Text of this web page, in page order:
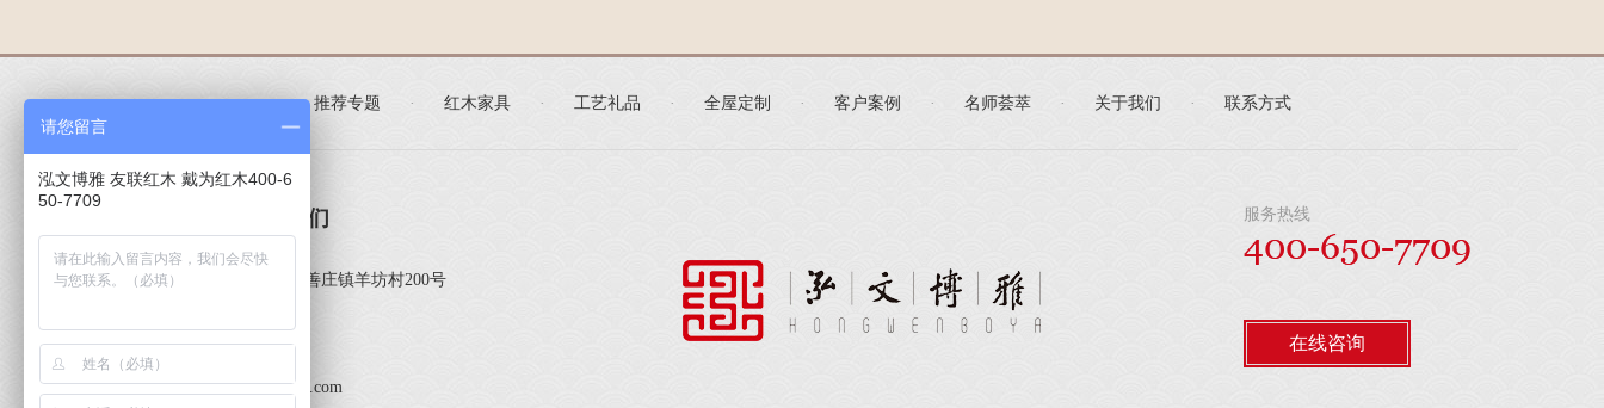
推荐专题 · 红木家具 · 工艺礼品 · 全屋定制 · 客户案例 · 名师荟萃 · 关于我们 · 联系方式
CONTACT US / 联系我们
Address
北京市大兴区魏善庄镇羊坊村200号
Email
bj@hongwenboya.com
服务热线
在线咨询
请您留言
泓文博雅 友联红木 戴为红木400-6
50-7709